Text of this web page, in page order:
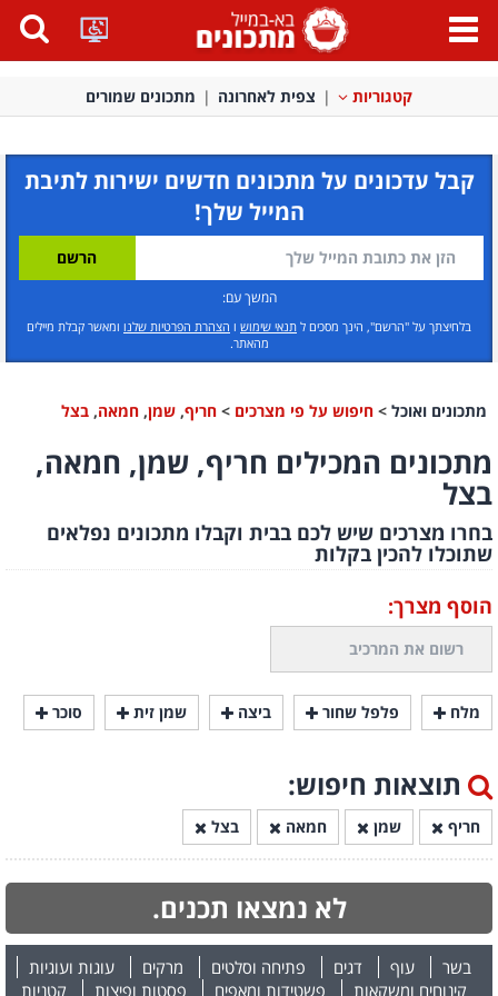
פתח
תפריט
קטגוריות צפית לאחרונה מתכונים שמורים
קבל עדכונים על מתכונים חדשים ישירות לתיבת
המייל שלך!
המשך עם:
בלחיצתך על "הרשם", הינך מסכים ל תנאי שימוש ו הצהרת הפרטיות שלנו ומאשר קבלת מיילים
מהאתר.
מתכונים ואוכל > חיפוש על פי מצרכים > חריף, שמן, חמאה, בצל
מתכונים המכילים חריף, שמן, חמאה,
בצל
בחרו מצרכים שיש לכם בבית וקבלו מתכונים נפלאים
שתוכלו להכין בקלות
הוסף מצרך:
מלח פלפל שחור ביצה שמן זית סוכר
תוצאות חיפוש:
חריף שמן חמאה בצל
לא נמצאו תכנים.
בשר עוף דגים פתיחה וסלטים מרקים
עוגות ועוגיות
קינוחים ומשקאות
פשטידות ומאפים פסטות ופיצות קטניות